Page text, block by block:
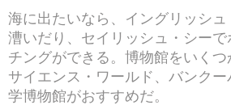
海に出たいなら、イングリッシ
漕いだり、セイリッシュ・シー
チングができる。博物館をいくつ
サイエンス・ワールド、バンク
学博物館がおすすめだ。